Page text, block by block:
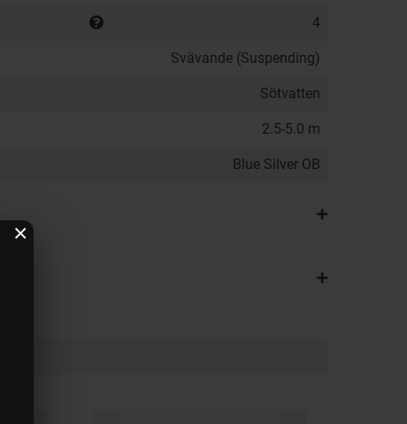
×
4
Svävande (Suspending)
Sötvatten
2.5-5.0 m
Blue Silver OB